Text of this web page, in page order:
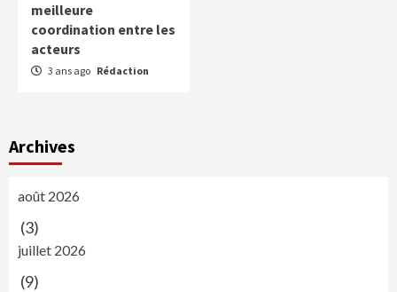
meilleure
coordination entre les
acteurs
3 ans ago Rédaction
Archives
août 2026
(3)
juillet 2026
(9)